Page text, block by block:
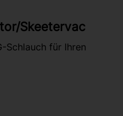
Skeetervac
Schlauch für Ihren